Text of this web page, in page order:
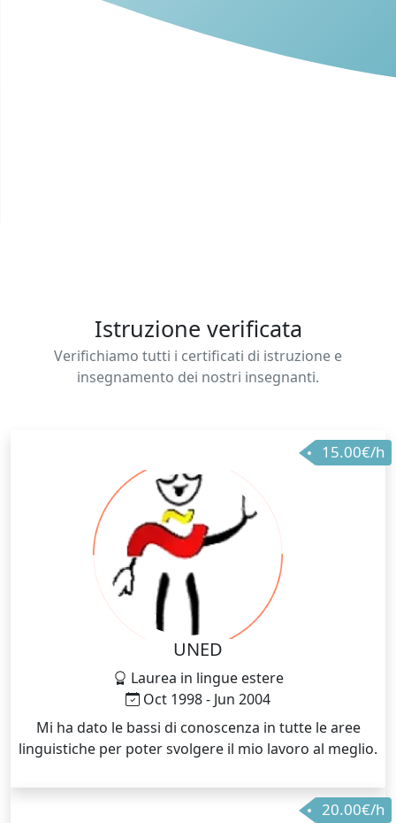
Istruzione verificata
Verifichiamo tutti i certificati di istruzione e
insegnamento dei nostri insegnanti.
15.00€/h
UNED
Laurea in lingue estere
Oct 1998 - Jun 2004
Mi ha dato le bassi di conoscenza in tutte le aree
linguistiche per poter svolgere il mio lavoro al meglio.
20.00€/h